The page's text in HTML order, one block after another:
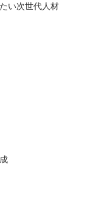
い次世代人材